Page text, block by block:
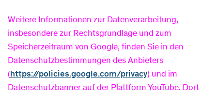
Weitere Informationen zur Datenverarbeitung,
insbesondere zur Rechtsgrundlage und zum
Speicherzeitraum von Google, finden Sie in den
Datenschutzbestimmungen des Anbieters
(https://policies.google.com/privacy) und im
Datenschutzbanner auf der Plattform YouTube. Dort